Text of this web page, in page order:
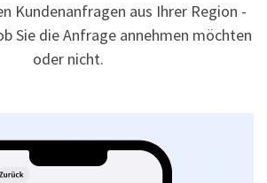
Kundenanfragen aus Ihrer Region -
Sie die Anfrage annehmen möchten
oder nicht.